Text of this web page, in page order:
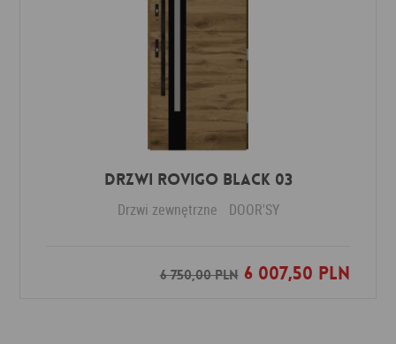
DRZWI ROVIGO BLACK 03
Drzwi zewnętrzne DOOR'SY
6 750,00 PLN6 007,50 PLN
Dodaj do ulubionych